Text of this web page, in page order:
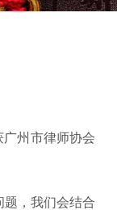
州市律师协会
，我们会结合